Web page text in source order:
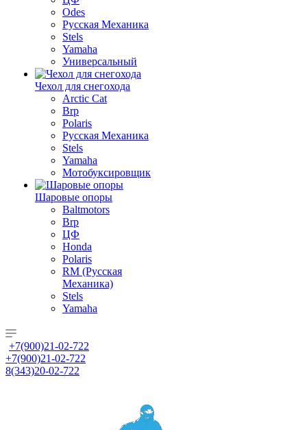
Odes
Русская Механика
Stels
Yamaha
Универсальный
Чехол для снегохода
Arctic Cat
Brp
Polaris
Русская Механика
Stels
Yamaha
Мотобуксировщик
Шаровые опоры
Baltmotors
Brp
ЦФ
Honda
Polaris
RM (Русская
Механика)
Stels
Yamaha
+7(900)21-02-722
+7(900)21-02-722
8(343)20-02-722